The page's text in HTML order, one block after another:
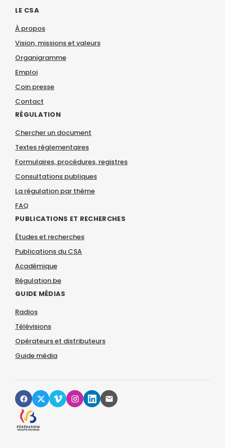
LE CSA
À propos
Vision, missions et valeurs
Organigramme
Emploi
Coin presse
Contact
RÉGULATION
Chercher un document
Textes réglementaires
Formulaires, procédures, registres
Consultations publiques
La régulation par thème
FAQ
PUBLICATIONS ET RECHERCHES
Études et recherches
Publications du CSA
Académique
Régulation.be
GUIDE MÉDIAS
Radios
Télévisions
Opérateurs et distributeurs
Guide média